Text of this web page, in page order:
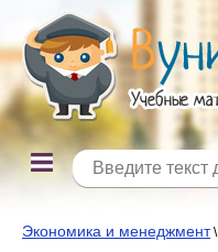
Экономика и менеджмент\